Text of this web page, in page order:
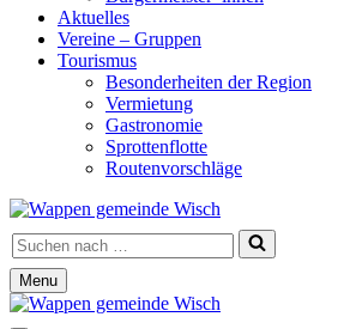
Aktuelles
Vereine – Gruppen
Tourismus
Besonderheiten der Region
Vermietung
Gastronomie
Sprottenflotte
Routenvorschläge
Suchen
nach …
Menu
Navigationsmenü